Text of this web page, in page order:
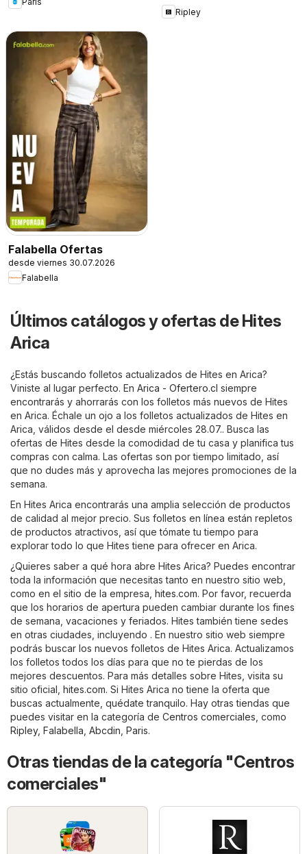
Ripley
Falabella Ofertas
desde viernes 30.07.2026
Falabella
Últimos catálogos y ofertas de Hites
Arica
¿Estás buscando folletos actualizados de Hites en Arica?
Viniste al lugar perfecto. En Arica - Ofertero.cl siempre
encontrarás y ahorrarás con los folletos más nuevos de Hites
en Arica. Échale un ojo a los folletos actualizados de Hites en
Arica, válidos desde el desde miércoles 28.07.. Busca las
ofertas de Hites desde la comodidad de tu casa y planifica tus
compras con calma. Las ofertas son por tiempo limitado, así
que no dudes más y aprovecha las mejores promociones de la
semana.
En Hites Arica encontrarás una amplia selección de productos
de calidad al mejor precio. Sus folletos en línea están repletos
de productos atractivos, así que tómate tu tiempo para
explorar todo lo que Hites tiene para ofrecer en Arica.
¿Quieres saber a qué hora abre Hites Arica? Puedes encontrar
toda la información que necesitas tanto en nuestro sitio web,
como en el sitio de la empresa, hites.com. Por favor, recuerda
que los horarios de apertura pueden cambiar durante los fines
de semana, vacaciones y feriados. Hites también tiene sedes
en otras ciudades, incluyendo . En nuestro sitio web siempre
podrás buscar los nuevos folletos de Hites Arica. Actualizamos
los folletos todos los días para que no te pierdas de los
mejores descuentos. Para más detalles sobre Hites, visita su
sitio oficial, hites.com. Si Hites Arica no tiene la oferta que
buscas actualmente, quédate tranquilo. Hay otras tiendas que
puedes visitar en la categoría de Centros comerciales , como
Ripley, Falabella Abcdin Paris.
Otras tiendas de la categoría "Centros
comerciales"